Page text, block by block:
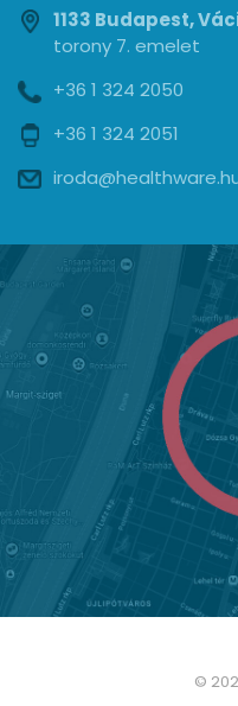
1133 Budapest,
torony 7. emelet
+36 1 324 2050
+36 1 324 2051
©